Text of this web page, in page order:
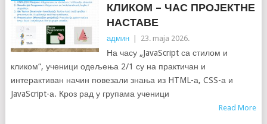
КЛИКОМ – ЧАС ПРОЈЕКТНЕ
НАСТАВЕ
админ | 23. maja 2026.
На часу „JavaScript са стилом и
кликом“, ученици одељења 2/1 су на практичан и
интерактиван начин повезали знања из HTML-а, CSS-а и
JavaScript-а. Кроз рад у групама ученици
Read More